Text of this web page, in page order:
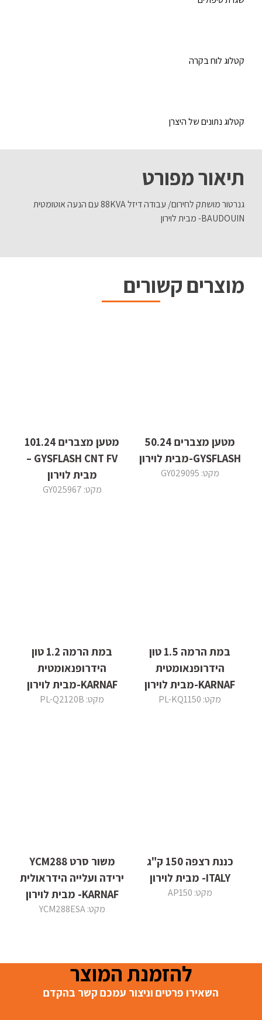
קטלוג לוח בקרה
קטלוג נתונים של היצרן
תיאור מפורט
גנרטור מושתק לחירום/ עבודה דיזל 88KVA עם הנעה אוטומטית
BAUDOUIN- מבית לוירון
מוצרים קשורים
מטען מצברים 50.24
GYSFLASH-מבית לוירון
מקט: GY029095
מטען מצברים 101.24
GYSFLASH CNT FV –
מבית לוירון
מקט: GY025967
במת הרמה 1.5 טון
הידרופנאומטית
KARNAF-מבית לוירון
מקט: PL-KQ1150
במת הרמה 1.2 טון
הידרופנאומטית
KARNAF-מבית לוירון
מקט: PL-Q2120B
כננת רצפה 150 ק"ג
ITALY- מבית לוירון
מקט: AP150
משור סרט YCM288
ירידה ועלייה הידראולית
KARNAF- מבית לוירון
מקט: YCM288ESA
להזמנת המוצר
השאירו פרטים וניצור עמכם קשר בהקדם